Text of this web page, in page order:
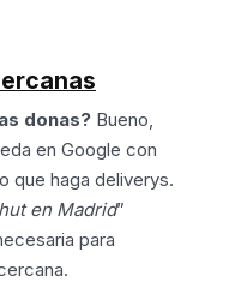
donas? Bueno,
en Google con
que haga deliverys.
en Madrid”
para